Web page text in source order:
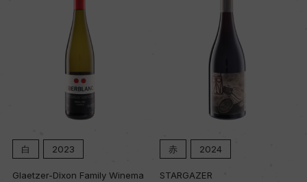
白 2023
Glaetzer-Dixon Family Winema
赤 2024
STARGAZER